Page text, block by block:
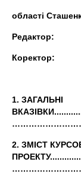
області
Редактор:
Коректор:
1. ЗАГАЛЬНІ
2. ЗМІСТ